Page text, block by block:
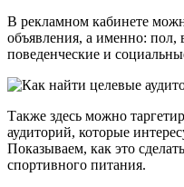
В рекламном кабинете
объявления, а именно: пол,
поведенческие и
Также здесь можно
аудиторий, которые
Показываем, как это
спортивного питания.